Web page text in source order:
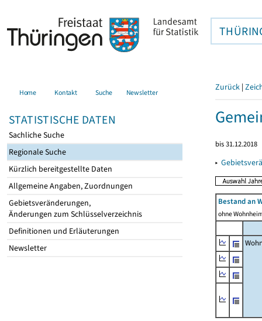
Home Kontakt Suche Newsletter
STATISTISCHE DATEN
Sachliche Suche
Regionale Suche
Kürzlich bereitgestellte Daten
Allgemeine Angaben, Zuordnungen
Gebietsveränderungen,
Änderungen zum Schlüsselverzeichnis
Definitionen und Erläuterungen
Newsletter
Zurück |
bis 31.12.2018
▸
Bestand an
ohne